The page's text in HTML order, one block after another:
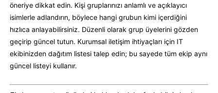
öneriye dikkat edin. Kişi gruplarınızı anlamlı ve açıklayıcı
isimlerle adlandırın, böylece hangi grubun kimi içerdiğini
hızlıca anlayabilirsiniz. Düzenli olarak grup üyelerini gözden
geçirip güncel tutun. Kurumsal iletişim ihtiyaçları için IT
ekibinizden dağıtım listesi talep edin; bu sayede tüm ekip aynı
güncel listeyi kullanır.